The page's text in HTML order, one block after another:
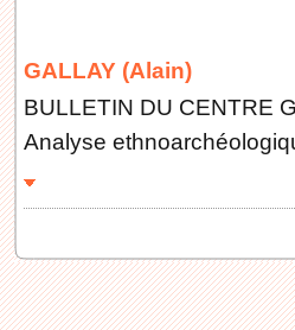
GALLAY (Alain)
BULLETIN DU CENTRE
Analyse